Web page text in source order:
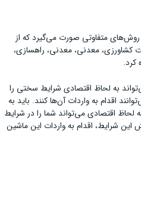
متفاوتی صورت می‌گیرد که از
کشاورزی، معدنی، معدنی، راهسازی،
کرد.
به لحاظ اقتصادی شرایط سختی را
اقدام به واردات آن‌ها کنند. باید به
لحاظ اقتصادی می‌تواند شما را در شرایط
شرایط، اقدام به واردات این ماشین